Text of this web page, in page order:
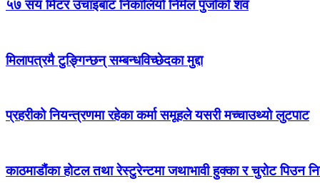
५७ सय मिटर उचाइबाट निकालियो निर्मल पुर्जाको शव
मिलापत्रमै टुङ्गिन्छन् सम्बन्धविच्छेदका मुद्दा
प्रहरीको नियन्त्रणमा रहेका कर्मा समूहले यसरी मच्चाउथ्यो लुटपाट
काठमाडौंका होटल तथा रेस्टुरेन्टमा जथाभावी हुक्का र चुरोट पिउन